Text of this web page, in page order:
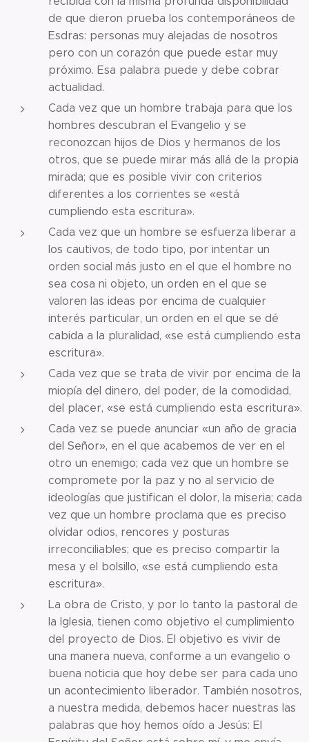
de que dieron prueba los contemporáneos de
Esdras: personas muy alejadas de nosotros
pero con un corazón que puede estar muy
próximo. Esa palabra puede y debe cobrar
actualidad.
Cada vez que un hombre trabaja para que los
hombres descubran el Evangelio y se
reconozcan hijos de Dios y hermanos de los
otros, que se puede mirar más allá de la propia
mirada; que es posible vivir con criterios
diferentes a los corrientes se «está
cumpliendo esta escritura».
Cada vez que un hombre se esfuerza liberar a
los cautivos, de todo tipo, por intentar un
orden social más justo en el que el hombre no
sea cosa ni objeto, un orden en el que se
valoren las ideas por encima de cualquier
interés particular, un orden en el que se dé
cabida a la pluralidad, «se está cumpliendo esta
escritura».
Cada vez que se trata de vivir por encima de la
miopía del dinero, del poder, de la comodidad,
del placer, «se está cumpliendo esta escritura».
Cada vez se puede anunciar «un año de gracia
del Señor», en el que acabemos de ver en el
otro un enemigo; cada vez que un hombre se
compromete por la paz y no al servicio de
ideologías que justifican el dolor, la miseria; cada
vez que un hombre proclama que es preciso
olvidar odios, rencores y posturas
irreconciliables; que es preciso compartir la
mesa y el bolsillo, «se está cumpliendo esta
escritura».
La obra de Cristo, y por lo tanto la pastoral de
la Iglesia, tienen como objetivo el cumplimiento
del proyecto de Dios. El objetivo es vivir de
una manera nueva, conforme a un evangelio o
buena noticia que hoy debe ser para cada uno
un acontecimiento liberador. También nosotros,
a nuestra medida, debemos hacer nuestras las
palabras que hoy hemos oído a Jesús: El